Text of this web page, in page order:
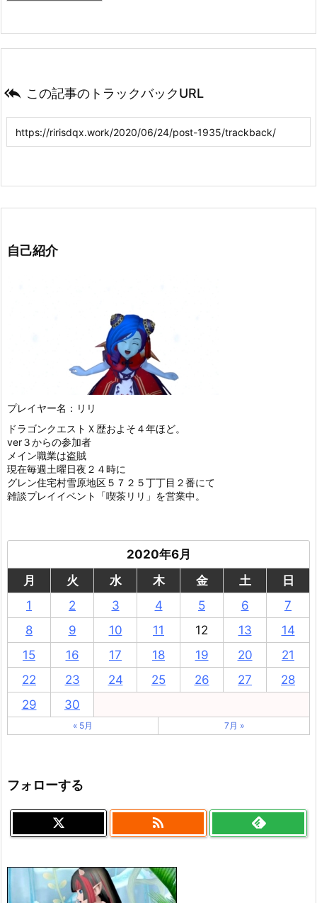
 この記事のトラックバックURL
自己紹介
プレイヤー名：リリ
ドラゴンクエストＸ歴およそ４年ほど。
ver３からの参加者
メイン職業は盗賊
現在毎週土曜日夜２４時に
グレン住宅村雪原地区５７２５丁丁目２番にて
雑談プレイイベント「喫茶リリ」を営業中。
2020年6月
月
火 水 木 金 土
日
1
2 3 4 5 6
7
8
9 10 11 12 13
14
15
16 17 18 19 20
21
22
23 24 25 26 27
28
29
30
« 5月 7月 »
フォローする
